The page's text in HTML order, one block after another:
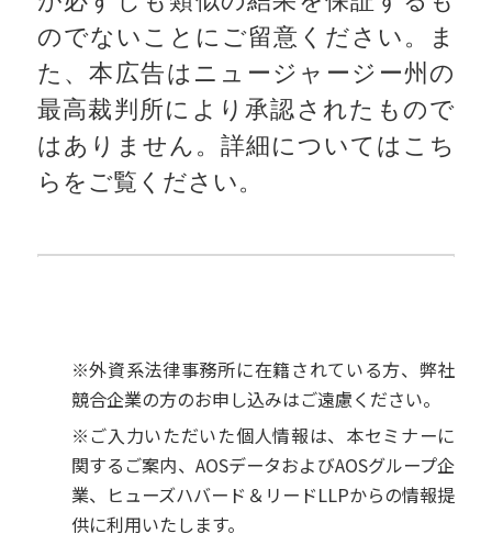
のでないことにご留意ください。ま
た、本広告はニュージャージー州の
最高裁判所により承認されたもので
はありません。詳細については こち
らをご覧ください。
※外資系法律事務所に在籍されている方、弊社
競合企業の方のお申し込みはご遠慮ください。
※ご入力いただいた個人情報は、本セミナーに
関するご案内、AOSデータおよびAOSグループ企
業、ヒューズハバード＆リードLLPからの情報提
供に利用いたします。